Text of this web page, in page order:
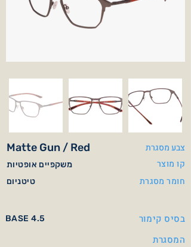
Matte Gun / Red צבע מסגרת
משקפיים אופטיות קו מוצר
טיטניום חומר מסגרת
בסיס קימור BASE 4.5
המסגרת